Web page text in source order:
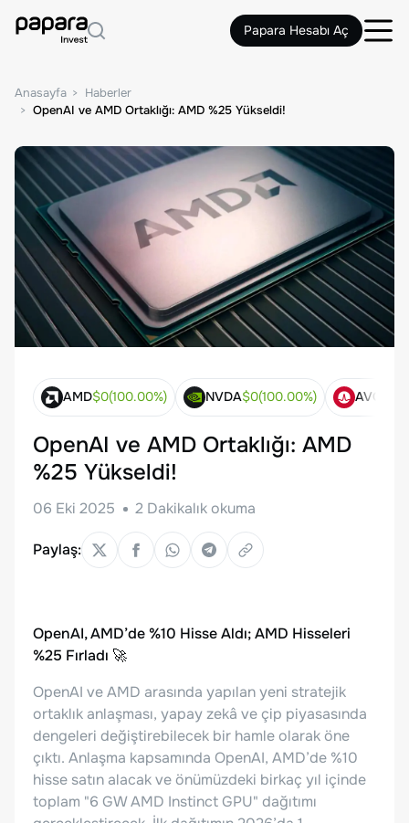
Papara Hesabı Aç
Anasayfa
Haberler
OpenAI ve AMD Ortaklığı: AMD %25 Yükseldi!
AMD$0(100.00%) NVDA$0(100.00%) AVGO
OpenAI ve AMD Ortaklığı: AMD
%25 Yükseldi!
06 Eki 2025 2 Dakikalık okuma
Paylaş:
OpenAI, AMD’de %10 Hisse Aldı; AMD Hisseleri
%25 Fırladı 🚀
OpenAI ve AMD arasında yapılan yeni stratejik
ortaklık anlaşması, yapay zekâ ve çip piyasasında
dengeleri değiştirebilecek bir hamle olarak öne
çıktı. Anlaşma kapsamında OpenAI, AMD’de %10
hisse satın alacak ve önümüzdeki birkaç yıl içinde
toplam "6 GW AMD Instinct GPU" dağıtımı